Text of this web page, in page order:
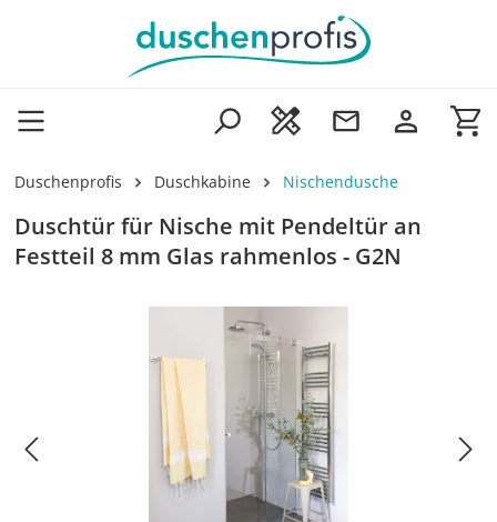
Zum Hauptinhalt springen
Duschenprofis Duschkabine Nischendusche
Duschtür für Nische mit Pendeltür an
Festteil 8 mm Glas rahmenlos - G2N
Bildergalerie überspringen